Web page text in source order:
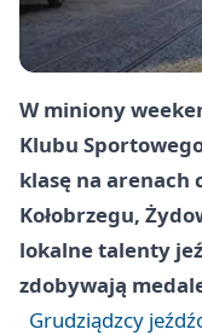
W miniony
Klubu
klasę na arenach
Kołobrzegu,
lokalne talenty
zdobywają
Grudziądzcy